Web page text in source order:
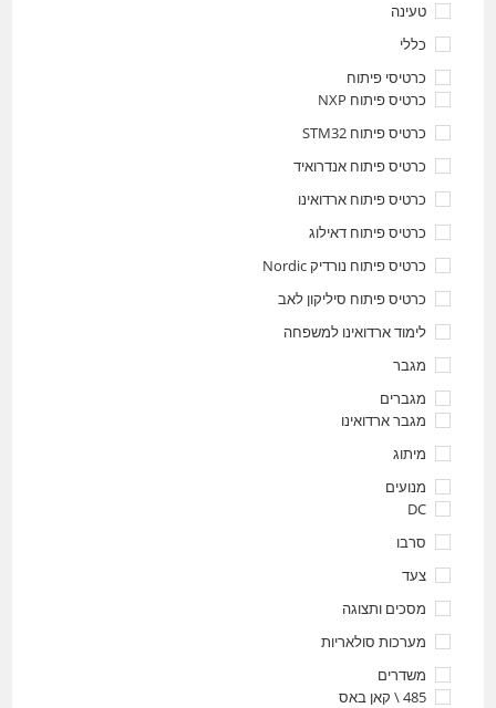
טעינה
כללי
כרטיסי פיתוח
כרטיס פיתוח NXP
כרטיס פיתוח STM32
כרטיס פיתוח אנדרואיד
כרטיס פיתוח ארדואינו
כרטיס פיתוח דאילוג
כרטיס פיתוח נורדיק Nordic
כרטיס פיתוח סיליקון לאב
לימוד ארדואינו למשפחה
מגבר
מגברים
מגבר ארדואינו
מיתוג
מנועים
DC
סרבו
צעד
מסכים ותצוגה
מערכות סולאריות
משדרים
485 \ קאן באס